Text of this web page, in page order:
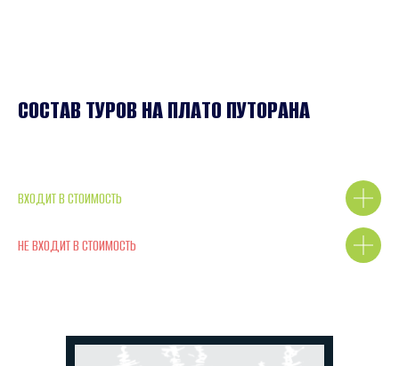
СОСТАВ ТУРОВ НА ПЛАТО ПУТОРАНА
ВХОДИТ В СТОИМОСТЬ
НЕ ВХОДИТ В СТОИМОСТЬ